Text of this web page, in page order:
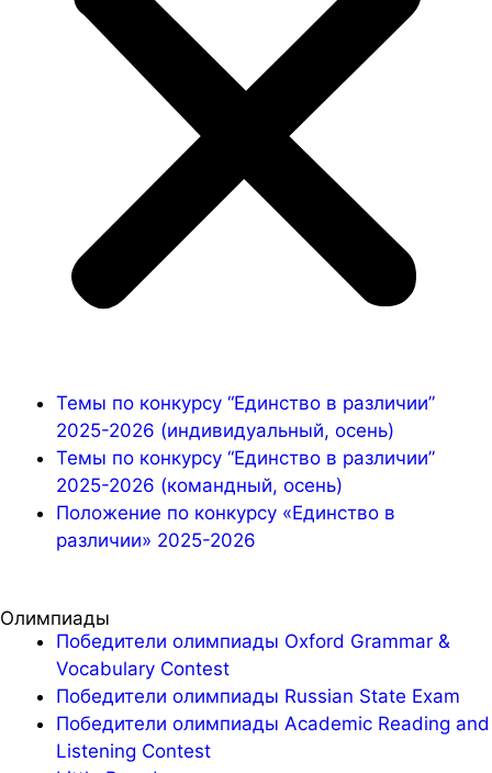
Темы по конкурсу “Единство в различии”
2025-2026 (индивидуальный, осень)
Темы по конкурсу “Единство в различии”
2025-2026 (командный, осень)
Положение по конкурсу «Единство в
различии» 2025-2026
Олимпиады
Победители олимпиады Oxford Grammar &
Vocabulary Contest
Победители олимпиады Russian State Exam
Победители олимпиады Academic Reading and
Listening Contest